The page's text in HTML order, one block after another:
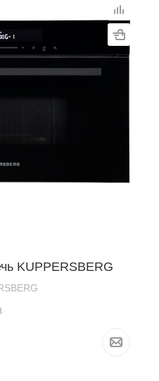
KUPPERSBERG